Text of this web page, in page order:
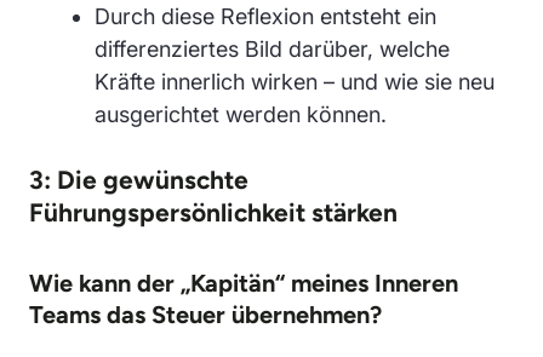
Durch diese Reflexion entsteht ein
differenziertes Bild darüber, welche
Kräfte innerlich wirken – und wie sie neu
ausgerichtet werden können.
3: Die gewünschte
Führungspersönlichkeit stärken
Wie kann der „Kapitän“ meines Inneren
Teams das Steuer übernehmen?